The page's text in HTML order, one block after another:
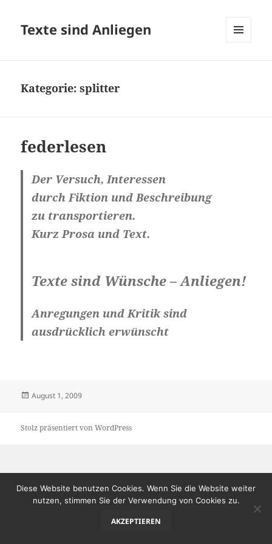
Texte sind Anliegen
Kategorie:splitter
federlesen
Der Versuch, Interessen
durch Fiktion und Beschreibung
zu transportieren.
Kurz Prosa und Text.
Texte sind Wünsche – Anliegen!
Anregungen und Kritik sind
ausdrücklich erwünscht
Veröffentlicht
August 1, 2009
Stolz präsentiert von WordPress
Diese Website benutzen Cookies. Wenn Sie die Website weiter
nutzen, stimmen Sie der Verwendung von Cookies zu.
AKZEPTIEREN